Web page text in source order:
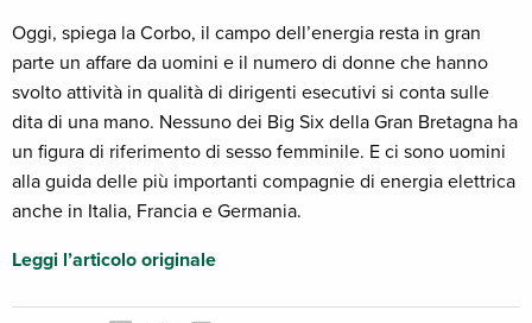
Oggi, spiega la Corbo, il campo dell’energia resta in gran
parte un affare da uomini e il numero di donne che hanno
svolto attività in qualità di dirigenti esecutivi si conta sulle
dita di una mano. Nessuno dei Big Six della Gran Bretagna ha
un figura di riferimento di sesso femminile. E ci sono uomini
alla guida delle più importanti compagnie di energia elettrica
anche in Italia, Francia e Germania.
Leggi l’articolo originale